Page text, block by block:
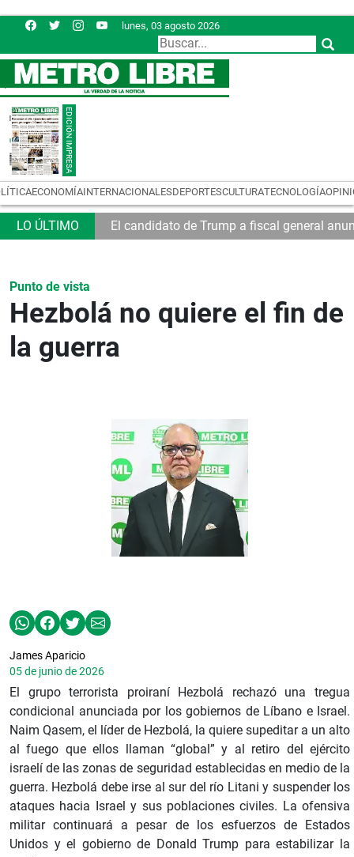
lunes, 03 agosto 2026
ECONOMÍAINTERNACIONALESDEPORTESCULTURATECNOLOGÍA
Mundial El candidato de Trump a fiscal general
Punto de vista
Hezbolá no quiere el fin de
la guerra
James Aparicio
05 de junio de 2026
El grupo terrorista proiraní Hezbolá rechazó una tregua
condicional anunciada por los gobiernos de Líbano e Israel.
Naim Qasem, el líder de Hezbolá, la quiere supeditar a un alto
al fuego que ellos llaman “global” y al retiro del ejército
israelí de las zonas de seguridad establecidas en medio de la
guerra. Hezbolá debe irse al sur del río Litani y suspender los
ataques hacia Israel y sus poblaciones civiles. La ofensiva
militar continuará a pesar de los esfuerzos de Estados
Unidos y el gobierno de Donald Trump para estabilizar la